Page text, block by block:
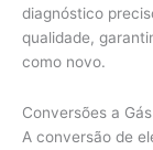
diagnóstico
qualidade,
como novo.
Conversões a Gás
A conversão de